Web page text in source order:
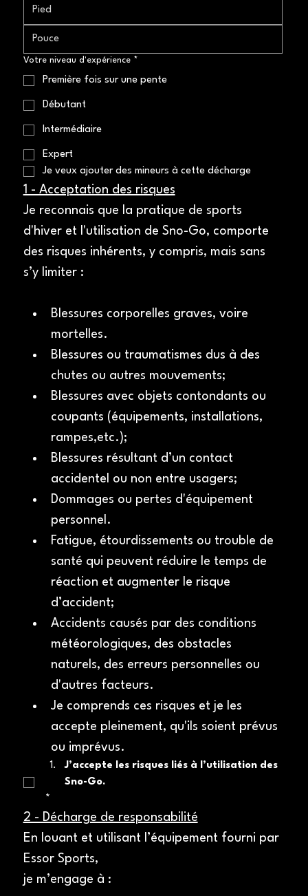
Votre niveau d'expérience *
Première fois sur une pente
Débutant
Intermédiaire
Expert
Je veux ajouter des mineurs à cette décharge
1 - Acceptation des risques
Je reconnais que la pratique de sports
d'hiver et l'utilisation de Sno-Go, comporte
des risques inhérents, y compris, mais sans
s’y limiter :
Blessures corporelles graves, voire
mortelles.
Blessures ou traumatismes dus à des
chutes ou autres mouvements;
Blessures avec objets contondants ou
coupants (équipements, installations,
rampes,etc.);
Blessures résultant d’un contact
accidentel ou non entre usagers;
Dommages ou pertes d'équipement
personnel.
Fatigue, étourdissements ou trouble de
santé qui peuvent réduire le temps de
réaction et augmenter le risque
d’accident;
Accidents causés par des conditions
météorologiques, des obstacles
naturels, des erreurs personnelles ou
d'autres facteurs.
Je comprends ces risques et je les
accepte pleinement, qu'ils soient prévus
ou imprévus.
J’accepte les risques liés à l’utilisation des
Sno-Go.
*
2 - Décharge de responsabilité
En louant et utilisant l’équipement fourni par
je m’engage à :